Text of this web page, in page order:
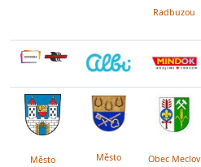
Radbuzou
Město
Město
Obec Meclov